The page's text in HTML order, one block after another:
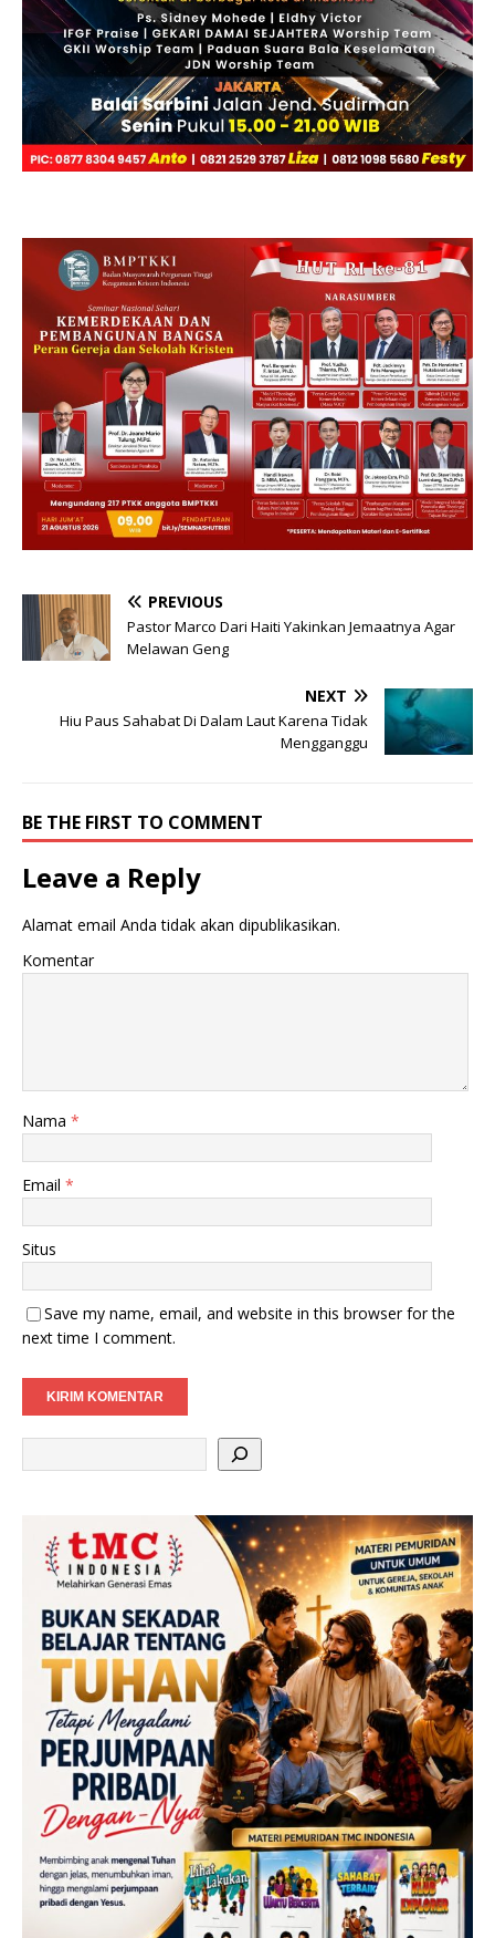
PREVIOUS
Pastor Marco Dari Haiti Yakinkan Jemaatnya Agar
Melawan Geng
NEXT
Hiu Paus Sahabat Di Dalam Laut Karena Tidak
Mengganggu
BE THE FIRST TO COMMENT
Leave a Reply
Alamat email Anda tidak akan dipublikasikan.
Komentar
Nama *
Email *
Situs
Save my name, email, and website in this browser for the
next time I comment.